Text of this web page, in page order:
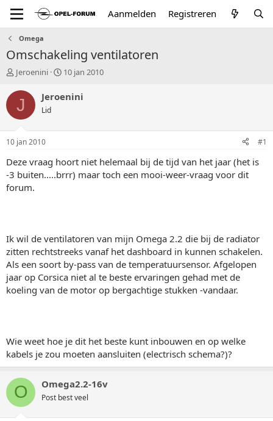
Aanmelden Registreren
Omega
Omschakeling ventilatoren
T
p
t
a
r
t
e
r
Jeroenini
S
a
u
10 jan 2010
J Jeroenini
Lid
10 jan 2010 #1
Deze vraag hoort niet helemaal bij de tijd van het jaar (het is
-3 buiten.....brrr) maar toch een mooi-weer-vraag voor dit
forum.
Ik wil de ventilatoren van mijn Omega 2.2 die bij de radiator
zitten rechtstreeks vanaf het dashboard in kunnen schakelen.
Als een soort by-pass van de temperatuursensor. Afgelopen
jaar op Corsica niet al te beste ervaringen gehad met de
koeling van de motor op bergachtige stukken -vandaar.
Wie weet hoe je dit het beste kunt inbouwen en op welke
kabels je zou moeten aansluiten (electrisch schema?)?
O Omega2.2-16v
Post best veel